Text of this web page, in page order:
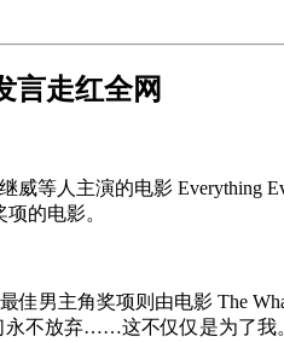
言走红全网
等人主演的电影 Everything
的电影。
男主角奖项则由电影 The
不放弃……这不仅仅是为了我